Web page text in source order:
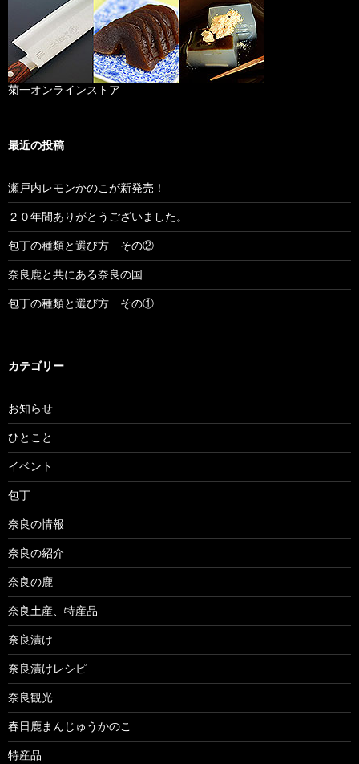
菊一オンラインストア
最近の投稿
瀬戸内レモンかのこが新発売！
２０年間ありがとうございました。
包丁の種類と選び方 その②
奈良鹿と共にある奈良の国
包丁の種類と選び方 その①
カテゴリー
お知らせ
ひとこと
イベント
包丁
奈良の情報
奈良の紹介
奈良の鹿
奈良土産、特産品
奈良漬け
奈良漬けレシピ
奈良観光
春日鹿まんじゅうかのこ
特産品